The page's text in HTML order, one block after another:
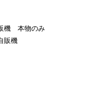
機 本物のみ
販機